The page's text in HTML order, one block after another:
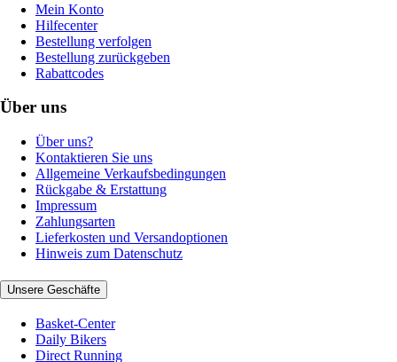
Mein Konto
Hilfecenter
Bestellung verfolgen
Bestellung zurückgeben
Rabattcodes
Über uns
Über uns?
Kontaktieren Sie uns
Allgemeine Verkaufsbedingungen
Rückgabe & Erstattung
Impressum
Zahlungsarten
Lieferkosten und Versandoptionen
Hinweis zum Datenschutz
Unsere Geschäfte
Basket-Center
Daily Bikers
Direct Running